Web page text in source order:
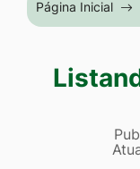
[alt+2]
para
do
principal
Página Inicial